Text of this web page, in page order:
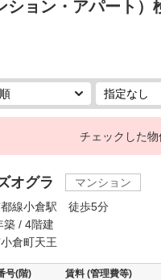
ション・アパート）
チェックした物
オグラ
マンション
都線小倉駅 徒歩5分
築 / 4階建
倉町天王
号(階) 賃料 (管理費等)